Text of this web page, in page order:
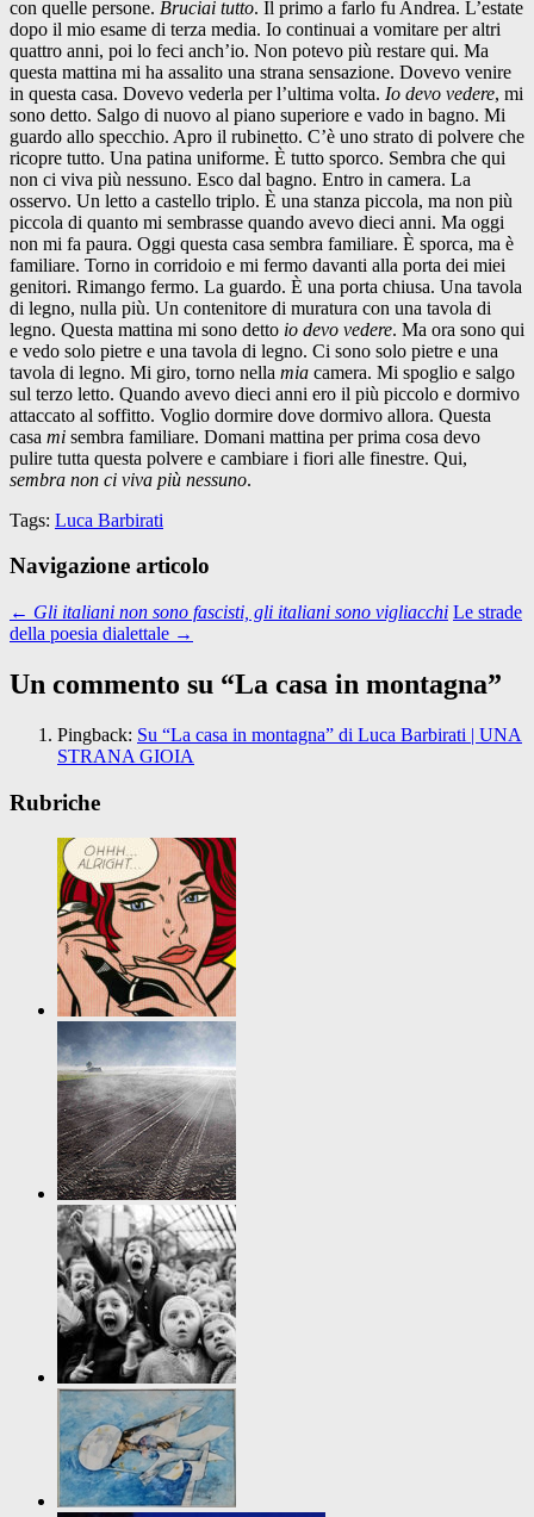
con quelle persone. Bruciai tutto. Il primo a farlo fu Andrea. L’estate
dopo il mio esame di terza media. Io continuai a vomitare per altri
quattro anni, poi lo feci anch’io. Non potevo più restare qui. Ma
questa mattina mi ha assalito una strana sensazione. Dovevo venire
in questa casa. Dovevo vederla per l’ultima volta. Io devo vedere, mi
sono detto. Salgo di nuovo al piano superiore e vado in bagno. Mi
guardo allo specchio. Apro il rubinetto. C’è uno strato di polvere che
ricopre tutto. Una patina uniforme. È tutto sporco. Sembra che qui
non ci viva più nessuno. Esco dal bagno. Entro in camera. La
osservo. Un letto a castello triplo. È una stanza piccola, ma non più
piccola di quanto mi sembrasse quando avevo dieci anni. Ma oggi
non mi fa paura. Oggi questa casa sembra familiare. È sporca, ma è
familiare. Torno in corridoio e mi fermo davanti alla porta dei miei
genitori. Rimango fermo. La guardo. È una porta chiusa. Una tavola
di legno, nulla più. Un contenitore di muratura con una tavola di
legno. Questa mattina mi sono detto io devo vedere. Ma ora sono qui
e vedo solo pietre e una tavola di legno. Ci sono solo pietre e una
tavola di legno. Mi giro, torno nella mia camera. Mi spoglio e salgo
sul terzo letto. Quando avevo dieci anni ero il più piccolo e dormivo
attaccato al soffitto. Voglio dormire dove dormivo allora. Questa
casa mi sembra familiare. Domani mattina per prima cosa devo
pulire tutta questa polvere e cambiare i fiori alle finestre. Qui,
sembra non ci viva più nessuno.
Tags: Luca Barbirati
Navigazione articolo
← Gli italiani non sono fascisti, gli italiani sono vigliacchi Le strade
della poesia dialettale →
Un commento su “La casa in montagna”
Pingback: Su “La casa in montagna” di Luca Barbirati | UNA
STRANA GIOIA
Rubriche